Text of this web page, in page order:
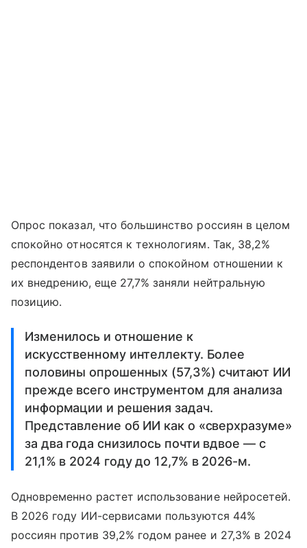
Опрос показал, что большинство россиян в целом
спокойно относятся к технологиям. Так, 38,2%
респондентов заявили о спокойном отношении к
их внедрению, еще 27,7% заняли нейтральную
позицию.
Изменилось и отношение к
искусственному интеллекту. Более
половины опрошенных (57,3%) считают ИИ
прежде всего инструментом для анализа
информации и решения задач.
Представление об ИИ как о «сверхразуме»
за два года снизилось почти вдвое — с
21,1% в 2024 году до 12,7% в 2026-м.
Одновременно растет использование нейросетей.
В 2026 году ИИ-сервисами пользуются 44%
россиян против 39,2% годом ранее и 27,3% в 2024